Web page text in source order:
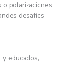
polarizaciones
desafíos
educados,